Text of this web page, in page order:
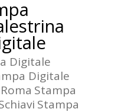
Digitale
Digitale
Stampa
Stampa